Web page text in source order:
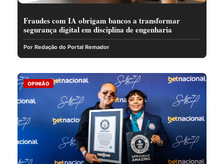
Fraudes com IA obrigam bancos a transformar
segurança digital em disciplina de engenharia
Por Redação do Portal Remador
OPINIÃO